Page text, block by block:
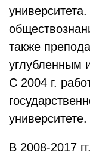
также
углубленным
C 2004 г.
университете.
В 2008-2017